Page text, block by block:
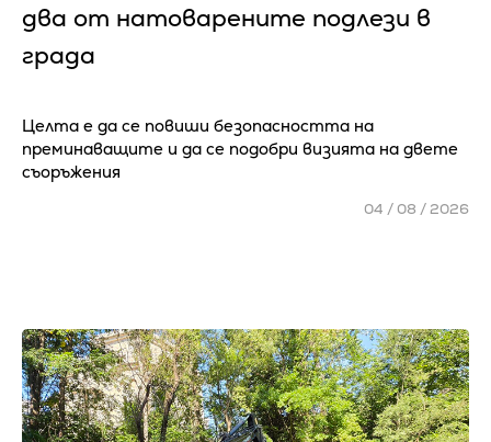
два от натоварените подлези в
града
Целта е да се повиши безопасността на
преминаващите и да се подобри визията на двете
съоръжения
04 / 08 / 2026